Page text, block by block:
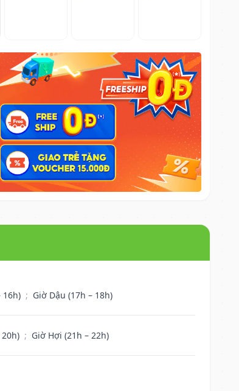
16h) ; Giờ Dậu (17h – 18h)
; Giờ Hợi (21h – 22h)